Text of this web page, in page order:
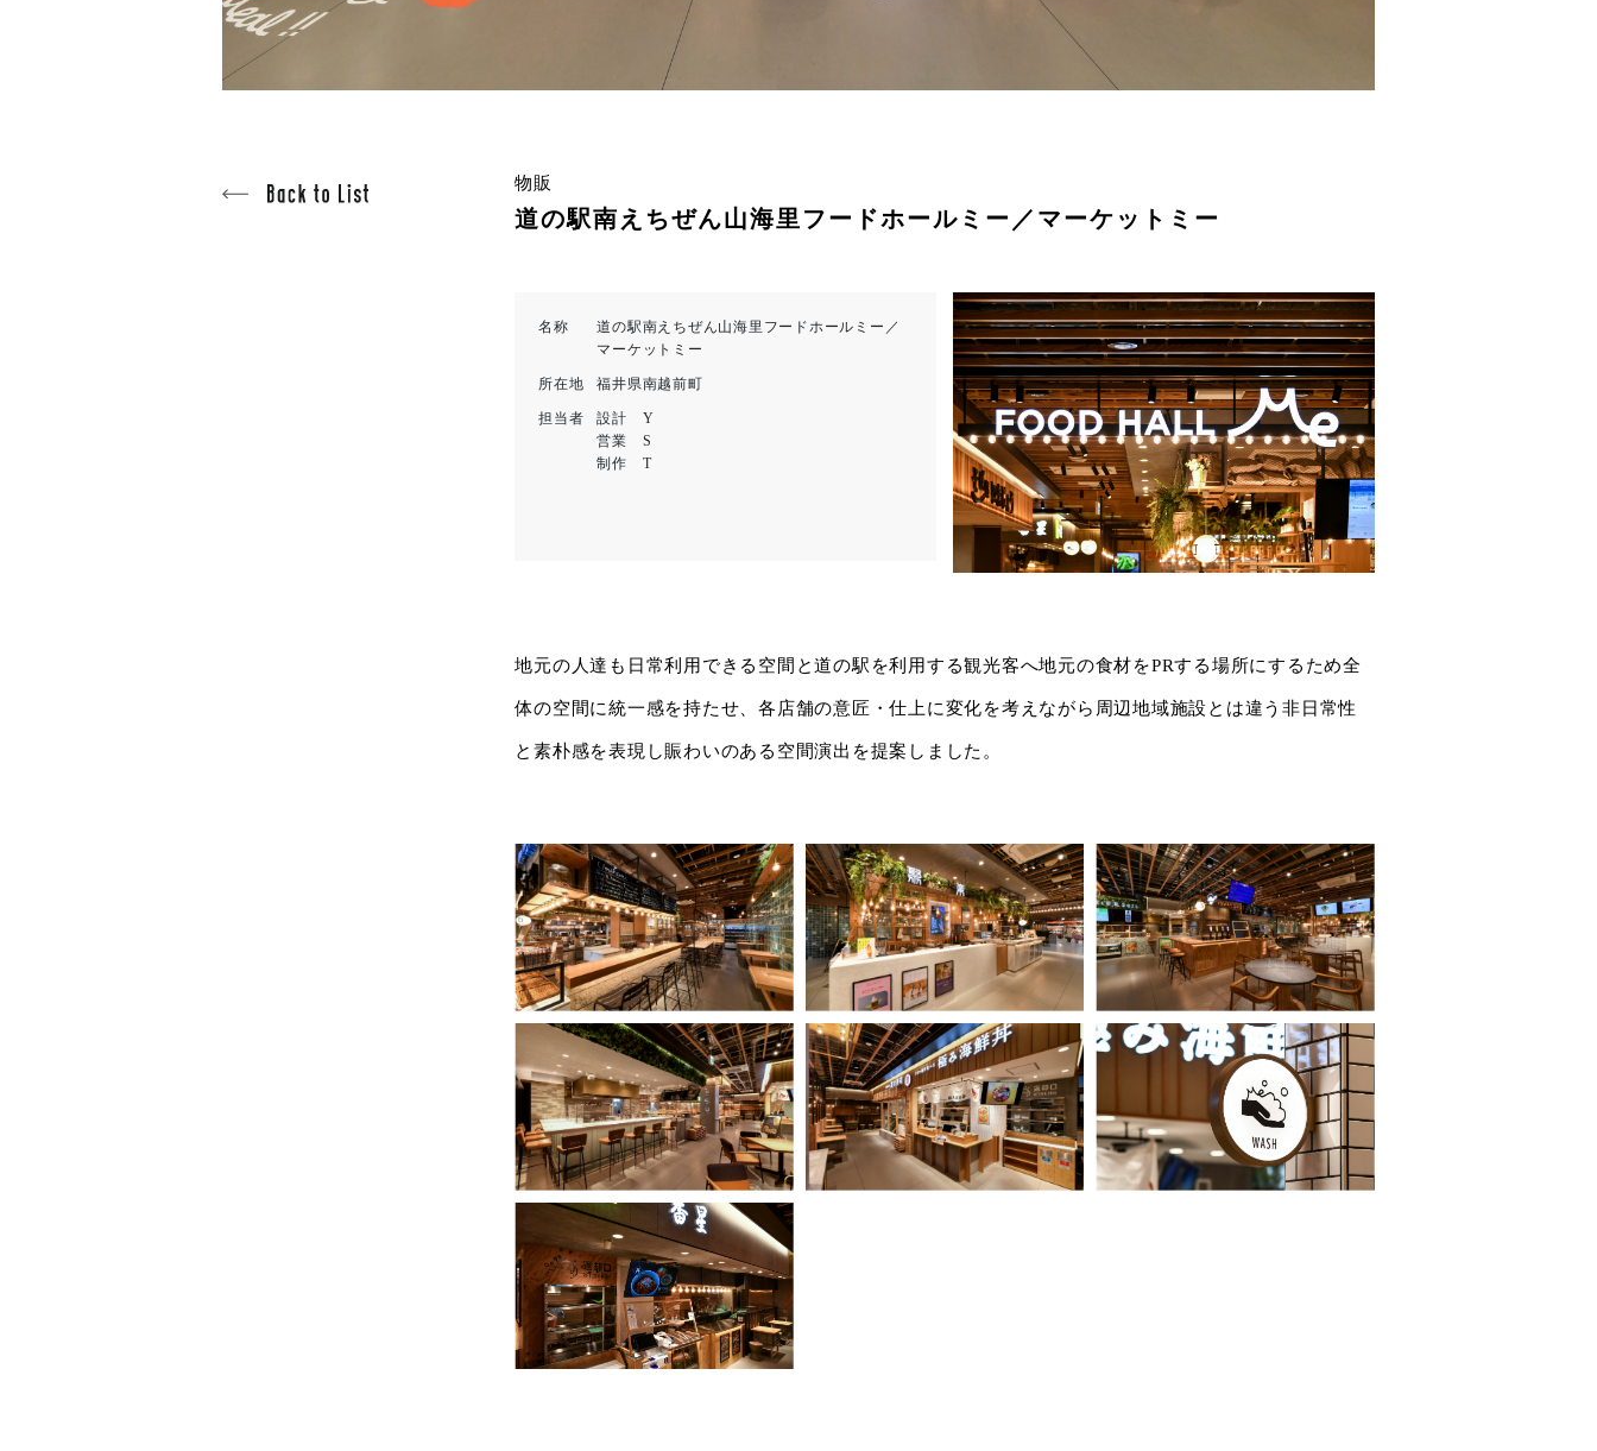
物販
道の駅南えちぜん山海里フードホールミー／マーケットミー
名称
道の駅南えちぜん山海里フードホールミー／
マーケットミー
所在地 福井県南越前町
担当者
設計 Y
営業 S
制作 T
地元の人達も日常利用できる空間と道の駅を利用する観光客へ地元の食材をPRする場所にするため全
体の空間に統一感を持たせ、各店舗の意匠・仕上に変化を考えながら周辺地域施設とは違う非日常性
と素朴感を表現し賑わいのある空間演出を提案しました。